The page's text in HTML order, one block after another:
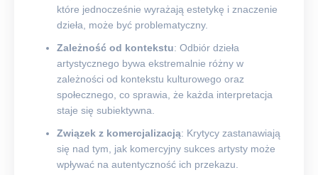
które jednocześnie wyrażają estetykę i znaczenie
dzieła, może być problematyczny.
Zależność od kontekstu: Odbiór dzieła
artystycznego bywa ekstremalnie różny w
zależności od kontekstu kulturowego oraz
społecznego, co sprawia, że każda interpretacja
staje się subiektywna.
Związek z komercjalizacją: Krytycy zastanawiają
się nad tym, jak komercyjny sukces artysty może
wpływać na autentyczność ich przekazu.